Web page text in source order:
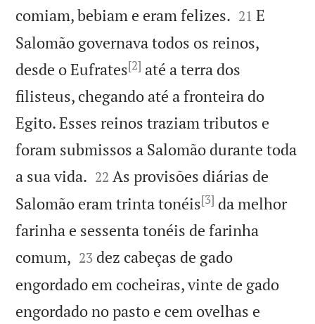
comiam, bebiam e eram felizes. 

21 E
Salomão governava todos os reinos,
desde o Eufrates[2] até a terra dos
filisteus, chegando até a fronteira do
Egito. Esses reinos traziam tributos e
foram submissos a Salomão durante toda
a sua vida. 

22 As provisões diárias de
Salomão eram trinta tonéis[3] da melhor
farinha e sessenta tonéis de farinha
comum, 

23 dez cabeças de gado
engordado em cocheiras, vinte de gado
engordado no pasto e cem ovelhas e